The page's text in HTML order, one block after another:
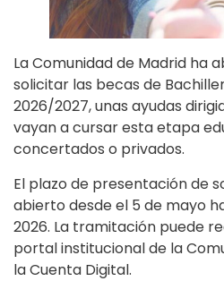
La Comunidad de Madrid ha
solicitar las becas de
2026/2027, unas ayudas
vayan a cursar esta etapa
concertados o privados.
El plazo de presentación de
abierto desde el 5 de mayo
2026. La tramitación puede
portal institucional de la
la Cuenta Digital.